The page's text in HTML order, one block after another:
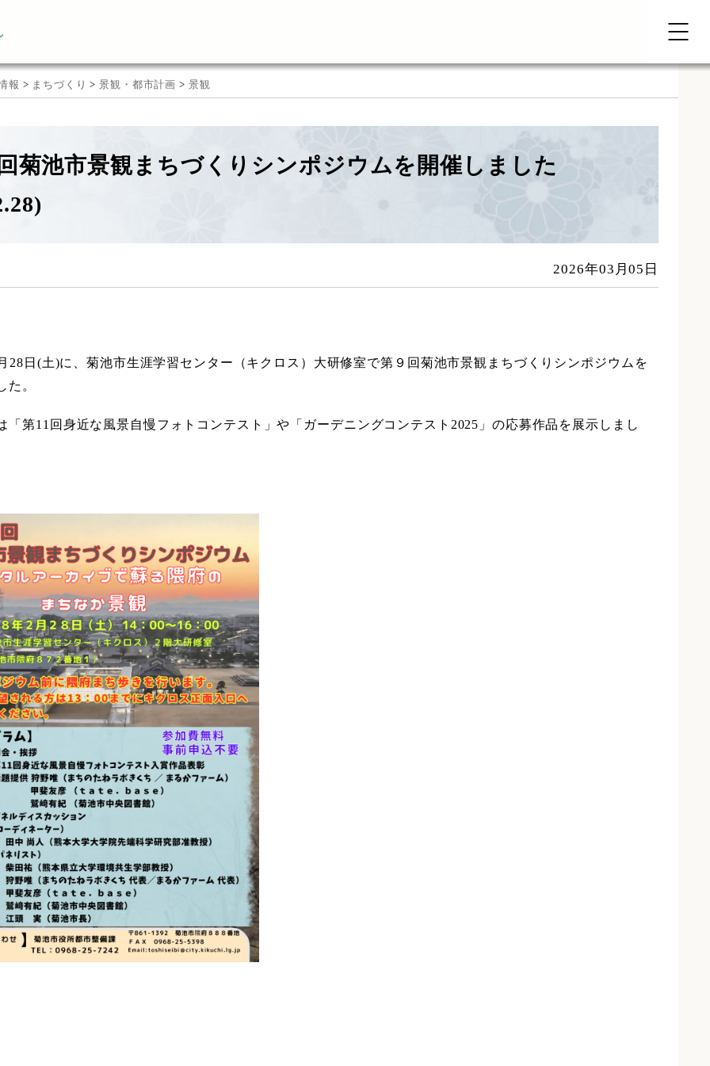
報 > まちづくり >景観・都市計画 > 景観
菊池市景観まちづくりシンポジウムを開催しました
2026年03月05日
28日(土)に、菊池市生涯学習センター（キクロス）大研修室で第９回菊池市景観まちづくりシンポジウムを
た。
「第11回身近な風景自慢フォトコンテスト」や「ガーデニングコンテスト2025」の応募作品を展示しまし